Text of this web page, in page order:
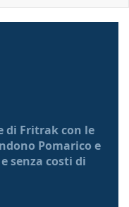
di Fritrak con le
Pomarico e
senza costi di